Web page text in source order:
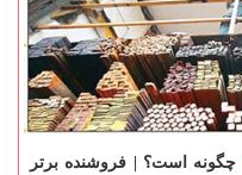
چگونه است؟ | فروشنده برتر